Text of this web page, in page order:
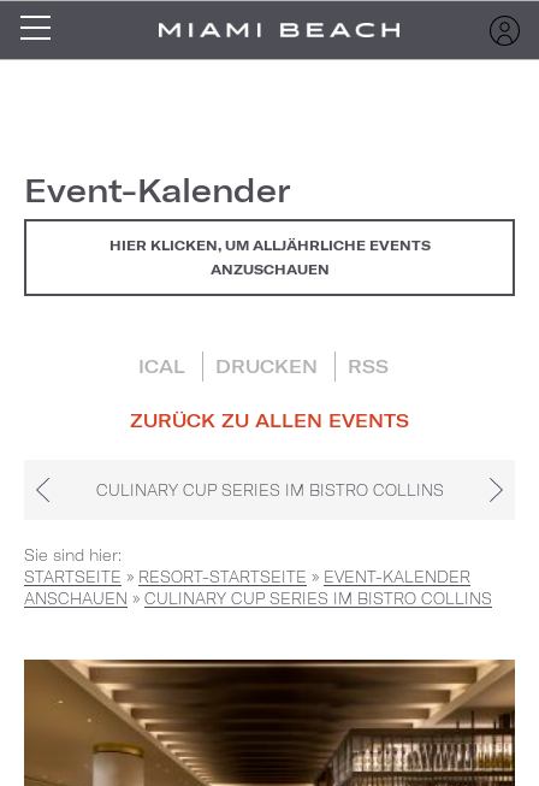
Event-Kalender
HIER KLICKEN, UM ALLJÄHRLICHE EVENTS
ANZUSCHAUEN
ICAL DRUCKEN RSS
ZURÜCK ZU ALLEN EVENTS
CULINARY CUP SERIES IM BISTRO COLLINS
Sie sind hier:
STARTSEITE » RESORT-STARTSEITE » EVENT-KALENDER
ANSCHAUEN » CULINARY CUP SERIES IM BISTRO COLLINS